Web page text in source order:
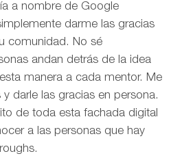
a nombre de Google
darme las gracias
comunidad. No sé
andan detrás de la idea
manera a cada mentor. Me
darle las gracias en persona.
de toda esta fachada digital
a las personas que hay